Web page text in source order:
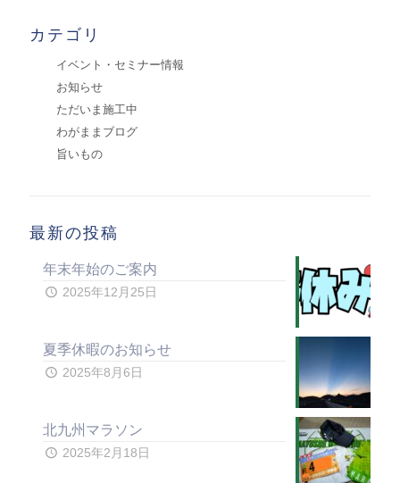
カテゴリ
イベント・セミナー情報
お知らせ
ただいま施工中
わがままブログ
旨いもの
最新の投稿
年末年始のご案内
2025年12月25日
夏季休暇のお知らせ
2025年8月6日
北九州マラソン
2025年2月18日